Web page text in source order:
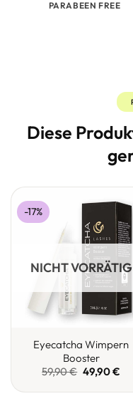
PARABEEN FREE
Diese
-17%
NICHT VORRÄTIG
Eyecatcha Wimpern
Booster
59,90€
Preis
war:
49,90€
ist: